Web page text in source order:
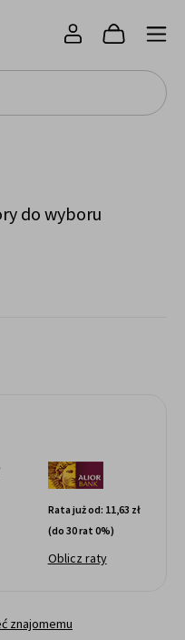
do wyboru
Rata już od: 11,63 zł
(do 30 rat 0%)
Oblicz raty
znajomemu